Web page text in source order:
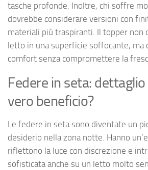
tasche profonde. Inoltre, chi soffre
dovrebbe considerare versioni con
materiali più traspiranti. Il topper non
letto in una superficie soffocante, ma
comfort senza compromettere la
Federe in seta:
vero beneficio?
Le federe in seta sono diventate un
desiderio nella zona notte. Hanno
riflettono la luce con discrezione e
sofisticata anche su un letto molto